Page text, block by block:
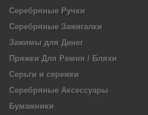
Серебряные Ручки
Серебряные Зажигалки
Зажимы для Денег
Пряжки Для Ремня / Бляхи
Серьги и сережки
Серебряные Аксессуары
Бумажники